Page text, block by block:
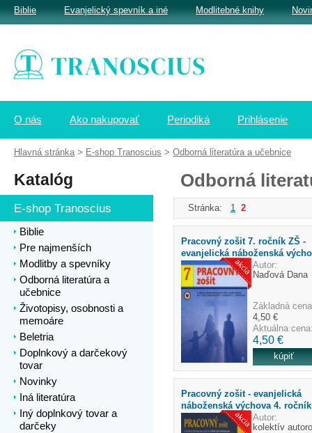
O nás Ako nakupovať Periodiká Prihlásenie
Odborná
Stránka: 1 2
Pracovný zošit 7. ročník ZŠ -
evanjelická náboženská
Autor:
Naďová Dana
Základná
4,50 €
Aktuálna
4,50 €
Pracovný zošit - evanjelická
náboženská výchova 4. ročník
Autor:
kolektív
Katalóg
E-shop Tranoscius
Biblie
Pre najmenších
Modlitby a spevníky
Odborná literatúra a
učebnice
Životopisy, osobnosti a
memoáre
Beletria
Doplnkový a darčekový
tovar
Novinky
Iná literatúra
Iný doplnkový tovar a
darčeky
Biblie Evanjelický spevník a iné Modlitebné knihy
Hlavná stránka> E-shop Tranoscius > Odborná literatúra a učebnice